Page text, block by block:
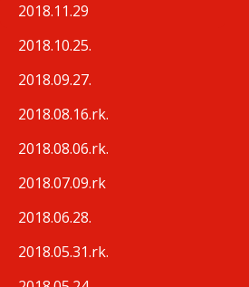
2018.11.29
2018.10.25.
2018.09.27.
2018.08.16.rk.
2018.08.06.rk.
2018.07.09.rk
2018.06.28.
2018.05.31.rk.